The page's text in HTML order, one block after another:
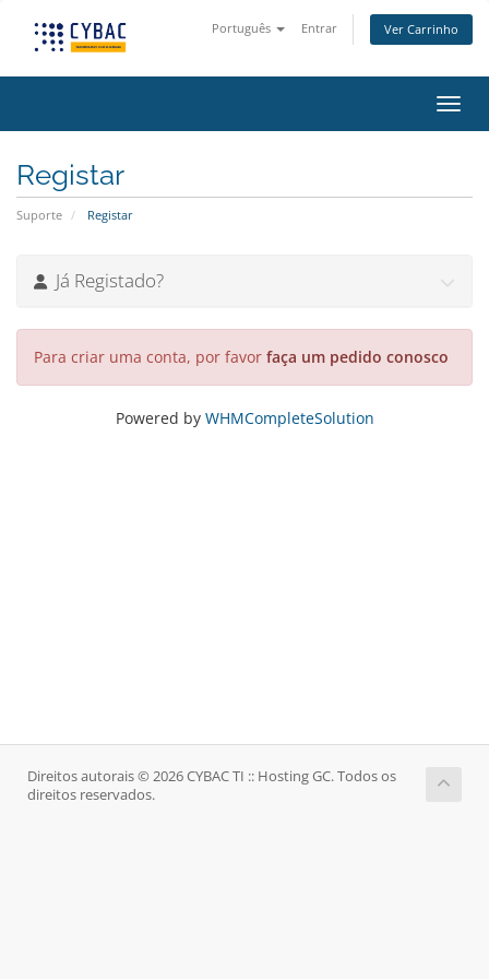
Português Entrar Ver Carrinho
Registar
Suporte Registar
Já Registado?
Para criar uma conta, por favor faça um pedido conosco
Powered by WHMCompleteSolution
Direitos autorais © 2026 CYBAC TI :: Hosting GC. Todos os
direitos reservados.